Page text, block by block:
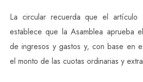
La circular recuerda que el
establece que la Asamblea aprueba
de ingresos y gastos y, con base en
el monto de las cuotas ordinarias y